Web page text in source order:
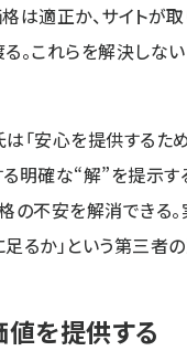
格は適正か、サイトが
。これらを解決しな
「安心を提供するた
明確な“解”を提示す
の不安を解消できる
るか」という第三者
を提供する